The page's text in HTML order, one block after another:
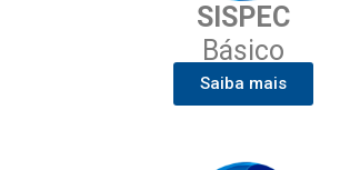
SISPEC
Básico
Saiba mais